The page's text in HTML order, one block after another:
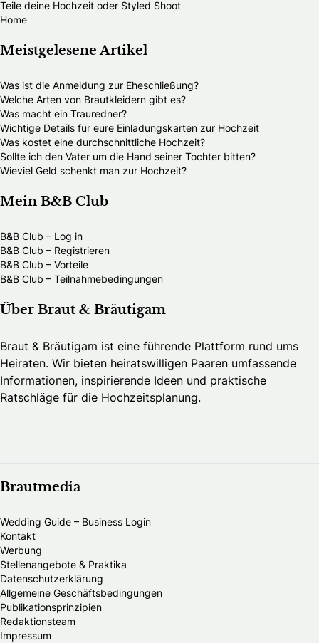
Teile deine Hochzeit oder Styled Shoot
Home
Meistgelesene Artikel
Was ist die Anmeldung zur Eheschließung?
Welche Arten von Brautkleidern gibt es?
Was macht ein Trauredner?
Wichtige Details für eure Einladungskarten zur Hochzeit
Was kostet eine durchschnittliche Hochzeit?
Sollte ich den Vater um die Hand seiner Tochter bitten?
Wieviel Geld schenkt man zur Hochzeit?
Mein B&B Club
B&B Club – Log in
B&B Club – Registrieren
B&B Club – Vorteile
B&B Club – Teilnahmebedingungen
Über Braut & Bräutigam
Braut & Bräutigam ist eine führende Plattform rund ums
Heiraten. Wir bieten heiratswilligen Paaren umfassende
Informationen, inspirierende Ideen und praktische
Ratschläge für die Hochzeitsplanung.
Brautmedia
Wedding Guide – Business Login
Kontakt
Werbung
Stellenangebote & Praktika
Datenschutzerklärung
Allgemeine Geschäftsbedingungen
Publikationsprinzipien
Redaktionsteam
Impressum